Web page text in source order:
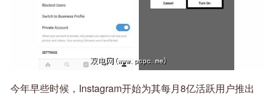
今年早些时候，Instagram开始为其每月8亿活跃用户推出